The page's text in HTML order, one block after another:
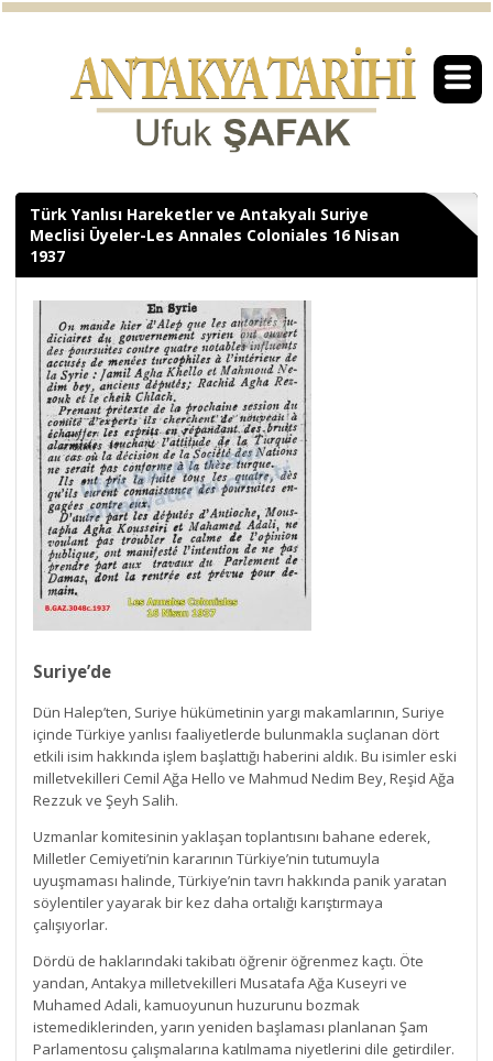
Türk Yanlısı Hareketler ve Antakyalı Suriye
Meclisi Üyeler-Les Annales Coloniales 16 Nisan
1937
Suriye’de
Dün Halep’ten, Suriye hükümetinin yargı makamlarının, Suriye
içinde Türkiye yanlısı faaliyetlerde bulunmakla suçlanan dört
etkili isim hakkında işlem başlattığı haberini aldık. Bu isimler eski
milletvekilleri Cemil Ağa Hello ve Mahmud Nedim Bey, Reşid Ağa
Rezzuk ve Şeyh Salih.
Uzmanlar komitesinin yaklaşan toplantısını bahane ederek,
Milletler Cemiyeti’nin kararının Türkiye’nin tutumuyla
uyuşmaması halinde, Türkiye’nin tavrı hakkında panik yaratan
söylentiler yayarak bir kez daha ortalığı karıştırmaya
çalışıyorlar.
Dördü de haklarındaki takibatı öğrenir öğrenmez kaçtı. Öte
yandan, Antakya milletvekilleri Musatafa Ağa Kuseyri ve
Muhamed Adali, kamuoyunun huzurunu bozmak
istemediklerinden, yarın yeniden başlaması planlanan Şam
Parlamentosu çalışmalarına katılmama niyetlerini dile getirdiler.